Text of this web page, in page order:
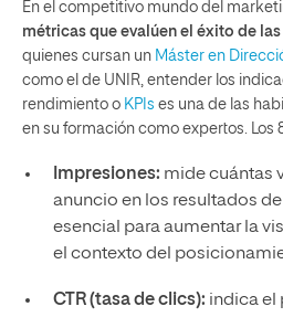
En el competitivo mundo del
métricas que evalúen el éxito de las
quienes cursan un Máster en
como el de UNIR, entender los
rendimiento o KPIs es una de las
en su formación como expertos. Los
Impresiones: mide cuántas
anuncio en los resultados
esencial para aumentar la
el contexto del
CTR (tasa de clics): indica el